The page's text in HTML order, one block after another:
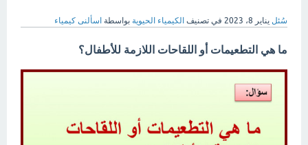
سُئل يناير 8، 2023 في تصنيف الكيمياء الحيوية بواسطة اسألنى كيمياء
ما هي التطعيمات أو اللقاحات اللازمة للأطفال؟